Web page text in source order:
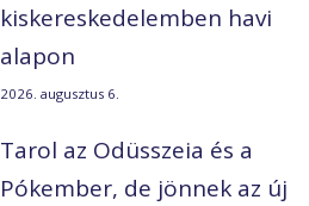
kiskereskedelemben havi
alapon
2026. augusztus 6.
Tarol az Odüsszeia és a
Pókember, de jönnek az új